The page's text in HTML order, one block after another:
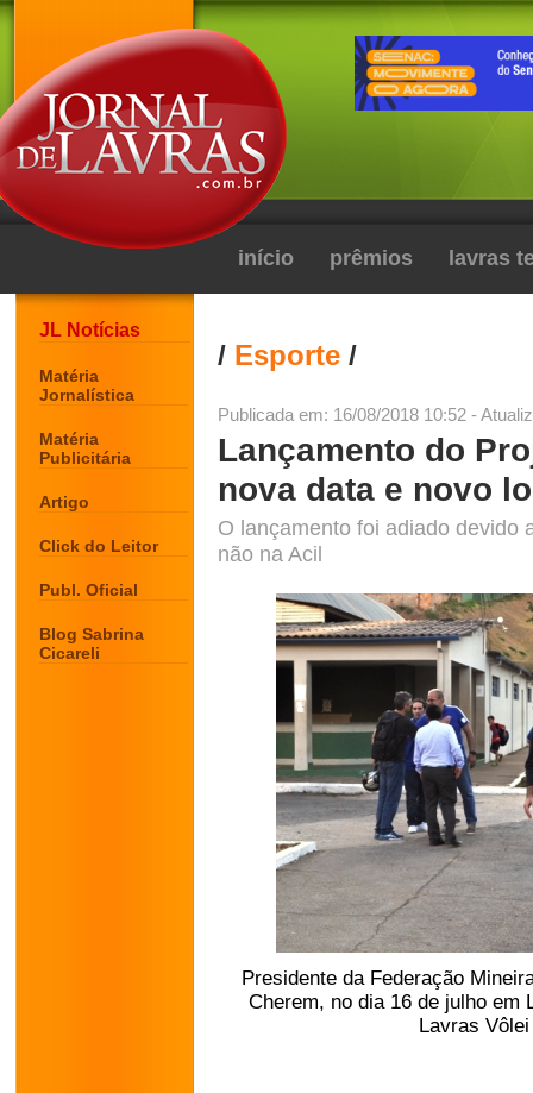
início prêmios lavras
JL Notícias
Matéria
Jornalística
Matéria
Publicitária
Artigo
Click do Leitor
Publ. Oficial
Blog Sabrina
Cicareli
/ Esporte /
Publicada em: 16/08/2018 10:52 -
Lançamento do
nova data e novo
O lançamento foi adiado devido
não na Acil
Presidente da Federação
Cherem, no dia 16 de julho em
Lavras